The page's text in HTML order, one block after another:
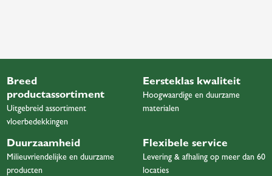
Breed
productassortiment
Uitgebreid assortiment
vloerbedekkingen
Eersteklas kwaliteit
Hoogwaardige en duurzame
materialen
Duurzaamheid
Milieuvriendelijke en duurzame
producten
Flexibele service
Levering & afhaling op meer dan 60
locaties